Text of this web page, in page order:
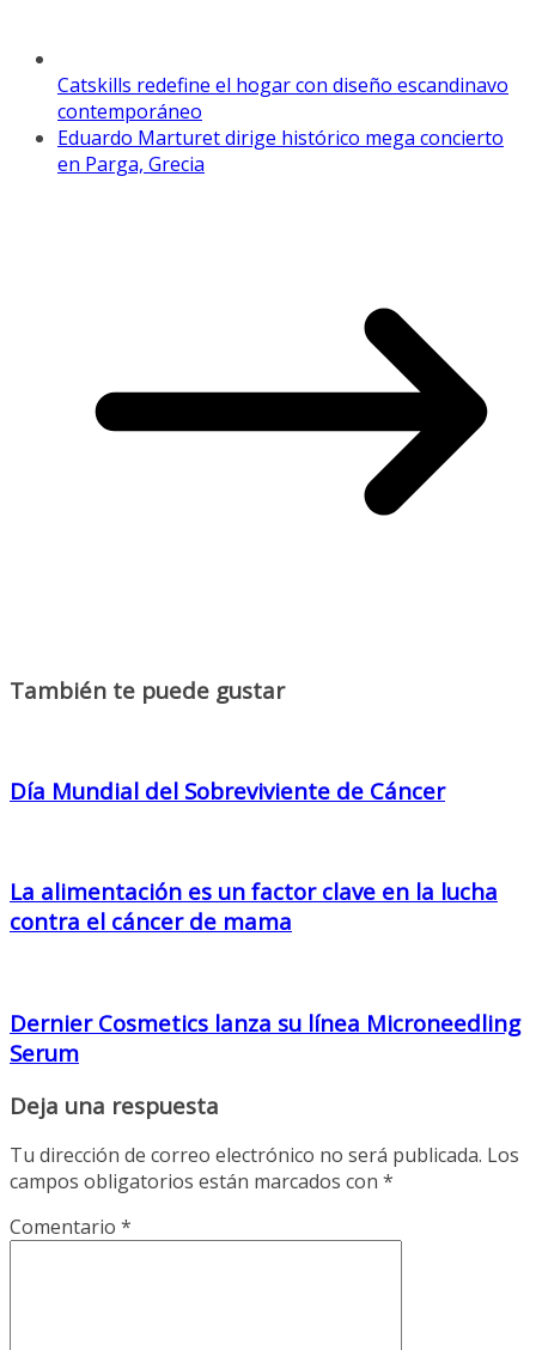
Catskills redefine el hogar con diseño escandinavo
contemporáneo
Eduardo Marturet dirige histórico mega concierto
en Parga, Grecia
También te puede gustar
Día Mundial del Sobreviviente de Cáncer
La alimentación es un factor clave en la lucha
contra el cáncer de mama
Dernier Cosmetics lanza su línea Microneedling
Serum
Deja una respuesta
Tu dirección de correo electrónico no será publicada. Los
campos obligatorios están marcados con *
Comentario *